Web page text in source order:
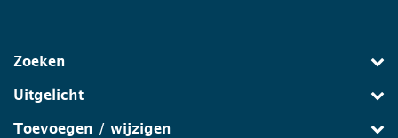
Zoeken
Uitgelicht
Toevoegen / wijzigen